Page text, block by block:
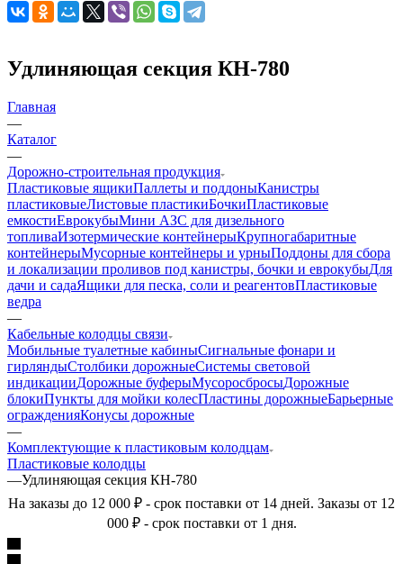
Удлиняющая секция КН-780
Главная
—
Каталог
—
Дорожно-строительная продукция
Пластиковые ящикиПаллеты и поддоныКанистры
пластиковыеЛистовые пластикиБочкиПластиковые
емкостиЕврокубыМини АЗС для дизельного
топливаИзотермические контейнерыКрупногабаритные
контейнерыМусорные контейнеры и урныПоддоны для сбора
и локализации проливов под канистры, бочки и еврокубыДля
дачи и садаЯщики для песка, соли и реагентовПластиковые
ведра
—
Кабельные колодцы связи
Мобильные туалетные кабиныСигнальные фонари и
гирляндыСтолбики дорожныеСистемы световой
индикацииДорожные буферыМусоросбросыДорожные
блокиПункты для мойки колесПластины дорожныеБарьерные
огражденияКонусы дорожные
—
Комплектующие к пластиковым колодцам
Пластиковые колодцы
—Удлиняющая секция КН-780
На заказы до 12 000 ₽ - срок поставки от 14 дней. Заказы от 12
000 ₽ - срок поставки от 1 дня.